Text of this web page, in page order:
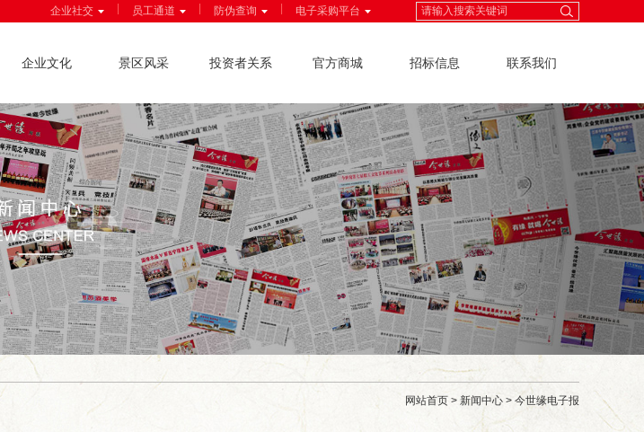
企业社交 员工通道 防伪查询 电子采购平台
企业文化 景区风采 投资者关系 官方商城 招标信息 联系我们
网站首页 > 新闻中心 > 今世缘电子报